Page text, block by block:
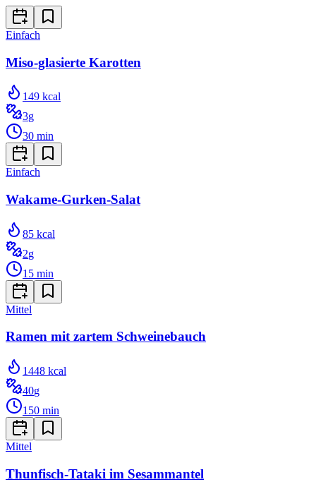
Einfach
Miso-glasierte Karotten
149 kcal
3g
30 min
Einfach
Wakame-Gurken-Salat
85 kcal
2g
15 min
Mittel
Ramen mit zartem Schweinebauch
1448 kcal
40g
150 min
Mittel
Thunfisch-Tataki im Sesammantel